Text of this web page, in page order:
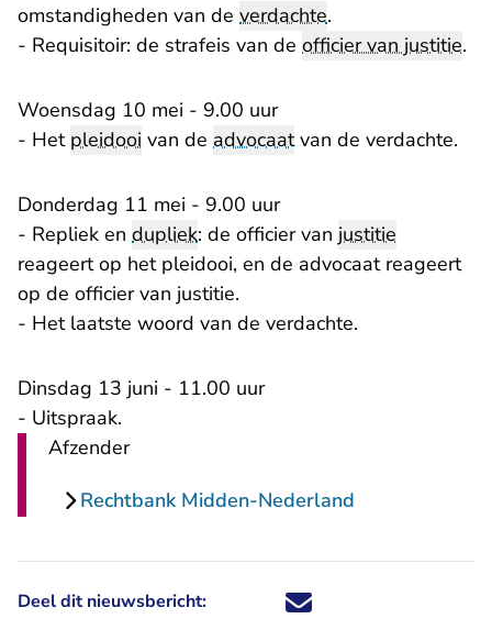
omstandigheden van de verdachte.
- Requisitoir: de strafeis van de officier van justitie.
Woensdag 10 mei - 9.00 uur
- Het pleidooi van de advocaatvan de verdachte.
Donderdag 11 mei - 9.00 uur
- Repliek en dupliek: de officier van justitie
reageert op het pleidooi, en de advocaat reageert
op de officier van justitie.
- Het laatste woord van de verdachte.
Dinsdag 13 juni - 11.00 uur
- Uitspraak.
Afzender
Rechtbank Midden-Nederland
Deel dit nieuwsbericht: Deel dit nieuwsbericht via X -
Deel dit nieuwsbericht via
Deel dit nieuwsbericht
Deel dit